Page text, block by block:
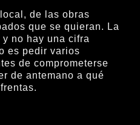
de las obras
que se quieran. La
no hay una cifra
es pedir varios
de comprometerse
de antemano a qué